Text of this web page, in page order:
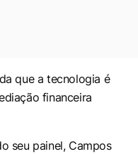
que a tecnologia é
financeira
seu painel, Campos